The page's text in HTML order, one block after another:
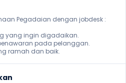
Pegadaian dengan jobdesk :
yang ingin digadaikan.
pada pelanggan.
ramah dan baik.